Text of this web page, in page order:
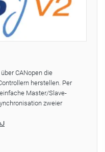
CANopen die
herstellen. Per
Master/Slave-
zweier